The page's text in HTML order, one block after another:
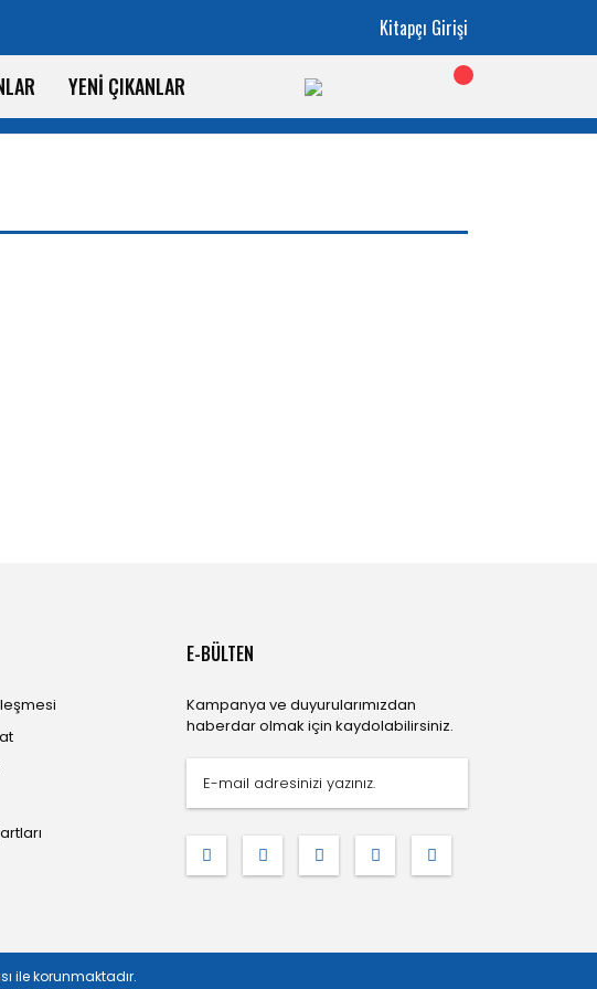
Kitapçı Girişi
YENİ ÇIKANLAR
E-BÜLTEN
Kampanya ve duyurularımızdan
haberdar olmak için kaydolabilirsiniz.
ile korunmaktadır.